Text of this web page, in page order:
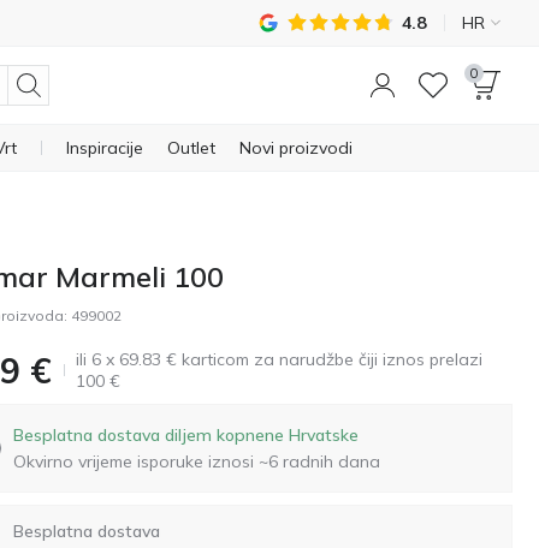
4.8 HR
0
Inspiracije Outlet Novi proizvodi
Marmeli 100
499002
€
ili 6 x 69.83 € karticom za narudžbe čiji iznos prelazi
100 €
Besplatna dostava diljem kopnene Hrvatske
Okvirno vrijeme isporuke iznosi ~6 radnih dana
Besplatna dostava